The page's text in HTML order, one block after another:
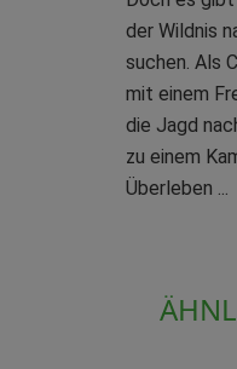
der Wildnis
suchen. Als
mit einem
die Jagd
zu einem
Überleben ...